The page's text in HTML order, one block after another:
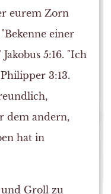
eurem Zorn
einer
5:16. "Ich
3:13.
dem andern,
hat in
Groll zu